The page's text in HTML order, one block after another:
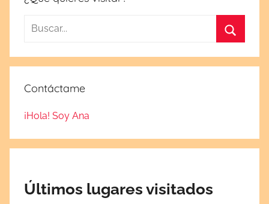
5
2
2
Buscar:
Contáctame
¡Hola! Soy Ana
Últimos lugares visitados